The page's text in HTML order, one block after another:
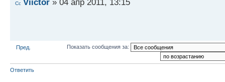
Viictor » 04 апр 2011, 13:15
Пред. Показать сообщения за:
Ответить